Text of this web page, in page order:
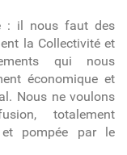
: il nous faut des
la Collectivité et
qui nous
économique et
Nous ne voulons
totalement
et pompée par le